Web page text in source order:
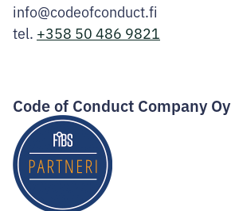
info@codeofconduct.fi
tel. +358 50 486 9821
Code of Conduct Company Oy